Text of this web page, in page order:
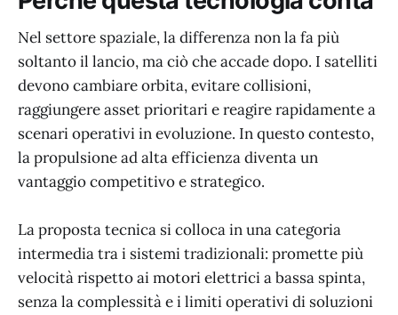
Nel settore spaziale, la differenza non la fa più
soltanto il lancio, ma ciò che accade dopo. I satelliti
devono cambiare orbita, evitare collisioni,
raggiungere asset prioritari e reagire rapidamente a
scenari operativi in evoluzione. In questo contesto,
la propulsione ad alta efficienza diventa un
vantaggio competitivo e strategico.
La proposta tecnica si colloca in una categoria
intermedia tra i sistemi tradizionali: promette più
velocità rispetto ai motori elettrici a bassa spinta,
senza la complessità e i limiti operativi di soluzioni